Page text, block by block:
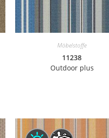
Möbelstoffe
11238
Outdoor plus